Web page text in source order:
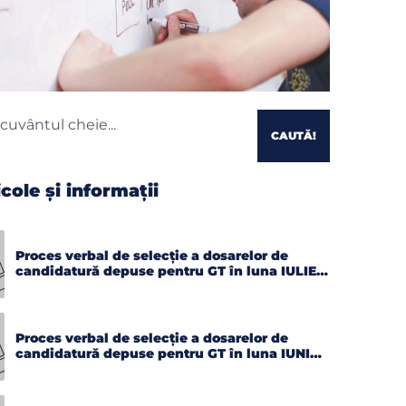
CAUTĂ!
și informații
Proces verbal de selecție a dosarelor de
candidatură depuse pentru GT în luna IULIE
Proces verbal de selecție a dosarelor de
candidatură depuse pentru GT în luna IUNIE